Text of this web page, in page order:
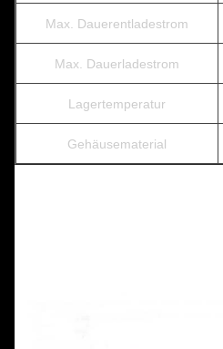
Max. Dauerentladestrom
Max. Dauerladestrom
Lagertemperatur
Gehäusematerial